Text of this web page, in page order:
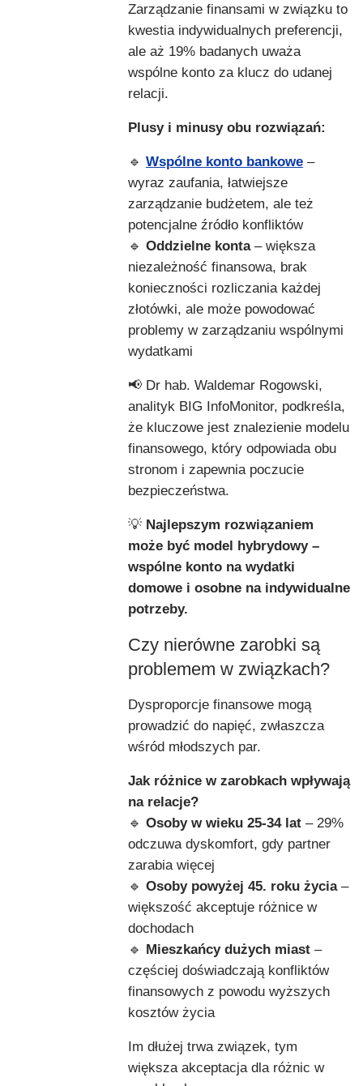
Zarządzanie finansami w związku to
kwestia indywidualnych preferencji,
ale aż 19% badanych uważa
wspólne konto za klucz do udanej
relacji.
Plusy i minusy obu rozwiązań:
🔹 Wspólne konto bankowe –
wyraz zaufania, łatwiejsze
zarządzanie budżetem, ale też
potencjalne źródło konfliktów
🔹 Oddzielne konta– większa
niezależność finansowa, brak
konieczności rozliczania każdej
złotówki, ale może powodować
problemy w zarządzaniu wspólnymi
wydatkami
📢 Dr hab. Waldemar Rogowski,
analityk BIG InfoMonitor, podkreśla,
że kluczowe jest znalezienie modelu
finansowego, który odpowiada obu
stronom i zapewnia poczucie
bezpieczeństwa.
💡 Najlepszym rozwiązaniem
może być model hybrydowy –
wspólne konto na wydatki
domowe i osobne na indywidualne
potrzeby.
Czy nierówne zarobki są
problemem w związkach?
Dysproporcje finansowe mogą
prowadzić do napięć, zwłaszcza
wśród młodszych par.
Jak różnice w zarobkach wpływają
na relacje?
🔹 Osoby w wieku 25-34 lat – 29%
odczuwa dyskomfort, gdy partner
zarabia więcej
🔹 Osoby powyżej 45. roku życia–
większość akceptuje różnice w
dochodach
🔹 Mieszkańcy dużych miast –
częściej doświadczają konfliktów
finansowych z powodu wyższych
kosztów życia
Im dłużej trwa związek, tym
większa akceptacja dla różnic w